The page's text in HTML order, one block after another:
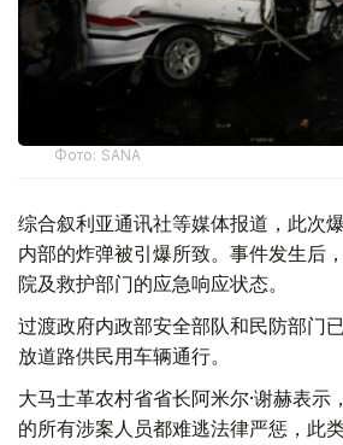
Фото: SANA
综合叙利亚通讯社等媒体报道，此次
内部的炸弹被引爆所致。事件发生后
院及救护部门的应急响应状态。
过渡政府内政部安全部队和民防部门
放道路供民用车辆通行。
大马士革农村省省长阿米尔·谢赫表示
的所有涉案人员都难逃法律严惩，此